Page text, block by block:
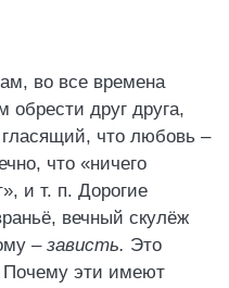
во все времена
друг друга,
что любовь –
что «ничего
и т. п. Дорогие
вечный скулёж
– зависть. Это
Почему эти имеют